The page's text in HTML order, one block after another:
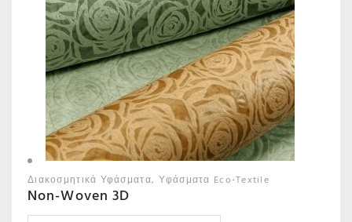
Διακοσμητικά Υφάσματα Υφάσματα Eco-Textile
Non-Woven 3D